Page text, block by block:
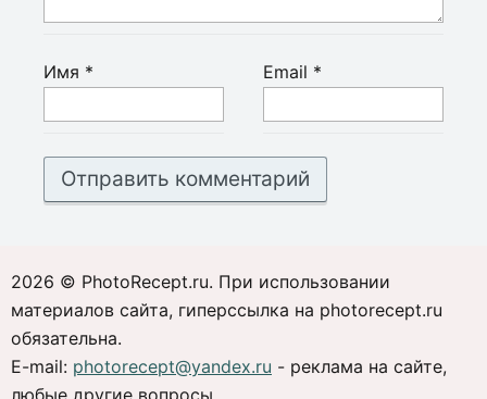
Имя * Email *
2026 © PhotoRecept.ru. При использовании
материалов сайта, гиперссылка на photorecept.ru
обязательна.
E-mail: photorecept@yandex.ru - реклама на сайте,
любые другие вопросы.